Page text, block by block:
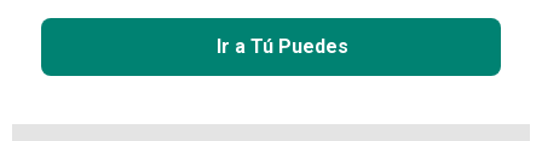
Ir a Tú Puedes